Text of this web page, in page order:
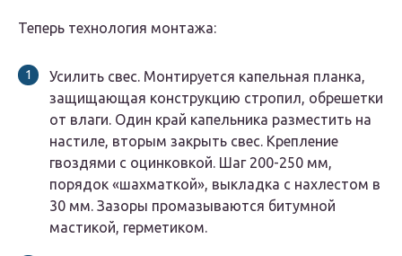
Теперь технология монтажа:
Усилить свес. Монтируется капельная планка,
защищающая конструкцию стропил, обрешетки
от влаги. Один край капельника разместить на
настиле, вторым закрыть свес. Крепление
гвоздями с оцинковкой. Шаг 200-250 мм,
порядок «шахматкой», выкладка с нахлестом в
30 мм. Зазоры промазываются битумной
мастикой, герметиком.